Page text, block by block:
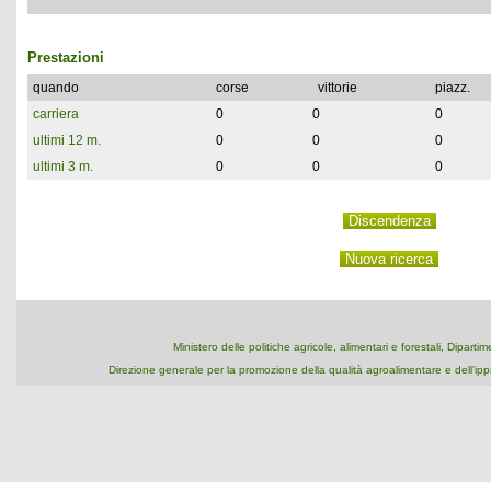
Prestazioni
quando corse vittorie
piazz.
carriera
0 0
0
ultimi 12 m.
0 0
0
ultimi 3 m.
0 0 0
Ministero delle politiche agricole, alimentari e forestali,
Direzione generale per la promozione della qualità agroalimentare e